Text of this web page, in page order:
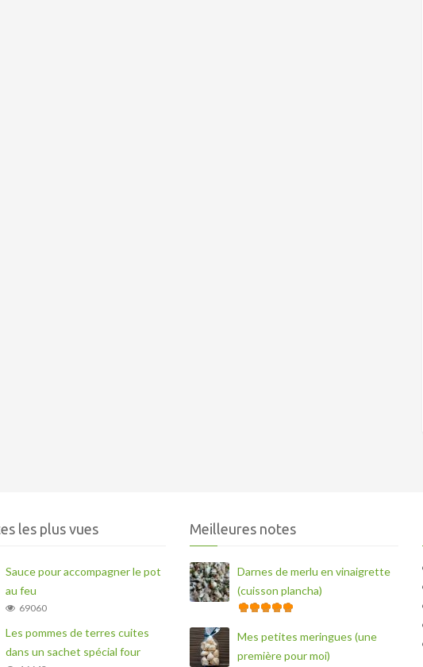
les plus vues
Sauce pour accompagner le pot
au feu
69060
Les pommes de terres cuites
dans un sachet spécial four
Meilleures notes
Darnes de merlu en vinaigrette
(cuisson plancha)
Mes petites meringues (une
première pour moi)